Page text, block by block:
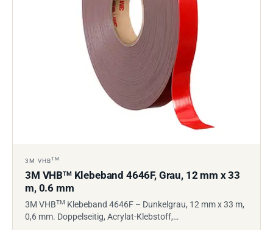
3M VHBTM
3M VHBTMKlebeband 4646F, Grau, 12 mm x 33
m, 0.6 mm
3M VHBTM Klebeband 4646F – Dunkelgrau, 12 mm x 33 m,
0,6 mm. Doppelseitig, Acrylat-Klebstoff,…